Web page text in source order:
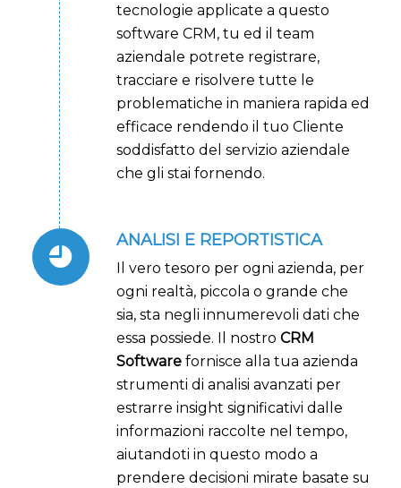
tecnologie applicate a questo
software CRM, tu ed il team
aziendale potrete registrare,
tracciare e risolvere tutte le
problematiche in maniera rapida ed
efficace rendendo il tuo Cliente
soddisfatto del servizio aziendale
che gli stai fornendo.
ANALISI E REPORTISTICA
Il vero tesoro per ogni azienda, per
ogni realtà, piccola o grande che
sia, sta negli innumerevoli dati che
essa possiede. Il nostro CRM
Softwarefornisce alla tua azienda
strumenti di analisi avanzati per
estrarre insight significativi dalle
informazioni raccolte nel tempo,
aiutandoti in questo modo a
prendere decisioni mirate basate su